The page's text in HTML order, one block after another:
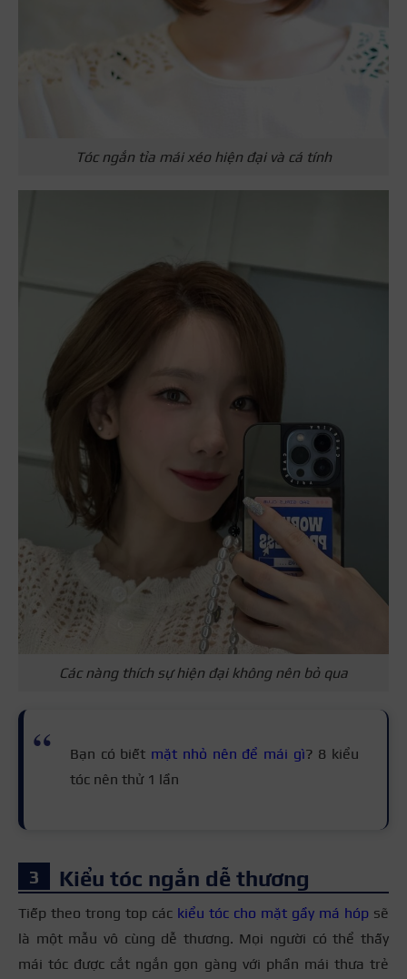
Tóc ngắn tỉa mái xéo hiện đại và cá tính
Các nàng thích sự hiện đại không nên bỏ qua
Bạn có biết mặt nhỏ nên để mái gì? 8 kiểu
tóc nên thử 1 lần
Kiểu tóc ngắn dễ thương
Tiếp theo trong top các kiểu tóc cho mặt gầy má hóp sẽ
là một mẫu vô cùng dễ thương. Mọi người có thể thấy
mái tóc được cắt ngắn gọn gàng với phần mái thưa trẻ